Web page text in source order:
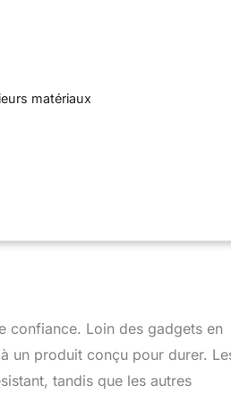
matériaux
confiance. Loin des gadgets en
un produit conçu pour durer.
tandis que les autres